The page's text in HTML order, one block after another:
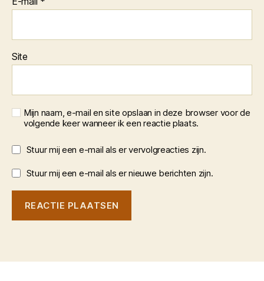
Site
Mijn naam, e-mail en site opslaan in deze browser voor de
volgende keer wanneer ik een reactie plaats.
Stuur mij een e-mail als er vervolgreacties zijn.
Stuur mij een e-mail als er nieuwe berichten zijn.